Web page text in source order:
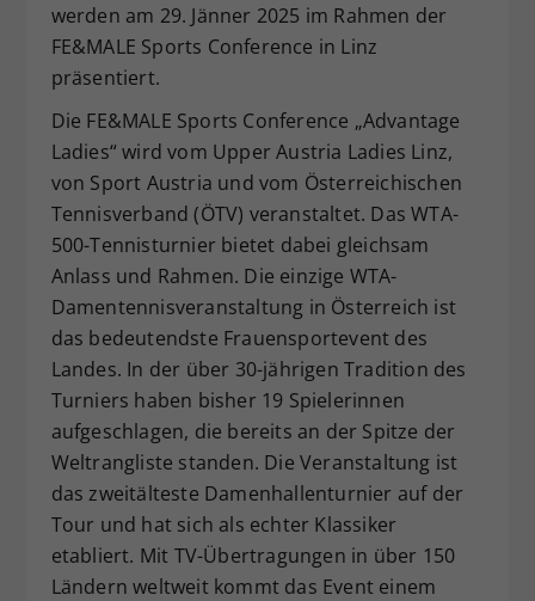
werden am 29. Jänner 2025 im Rahmen der
FE&MALE Sports Conference in Linz
präsentiert.
Die FE&MALE Sports Conference „Advantage
Ladies“ wird vom Upper Austria Ladies Linz,
von Sport Austria und vom Österreichischen
Tennisverband (ÖTV) veranstaltet. Das WTA-
500-Tennisturnier bietet dabei gleichsam
Anlass und Rahmen. Die einzige WTA-
Damentennisveranstaltung in Österreich ist
das bedeutendste Frauensportevent des
Landes. In der über 30-jährigen Tradition des
Turniers haben bisher 19 Spielerinnen
aufgeschlagen, die bereits an der Spitze der
Weltrangliste standen. Die Veranstaltung ist
das zweitälteste Damenhallenturnier auf der
Tour und hat sich als echter Klassiker
etabliert. Mit TV-Übertragungen in über 150
Ländern weltweit kommt das Event einem